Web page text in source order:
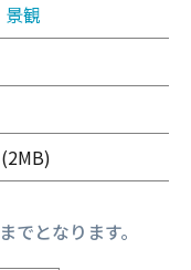
景観
でとなります。